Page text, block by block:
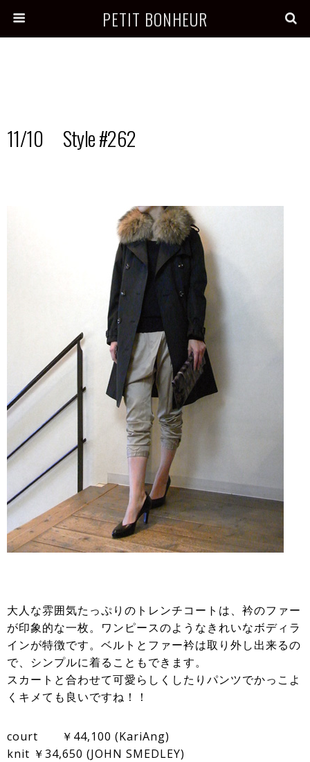
PETIT BONHEUR
11/10 Style #262
大人な雰囲気たっぷりのトレンチコートは、衿のファー
が印象的な一枚。ワンピースのようなきれいなボディラ
インが特徴です。ベルトとファー衿は取り外し出来るの
で、シンプルに着ることもできます。
スカートと合わせて可愛らしくしたりパンツでかっこよ
くキメても良いですね！！
court ￥44,100 (KariAng)
knit ￥34,650 (JOHN SMEDLEY)